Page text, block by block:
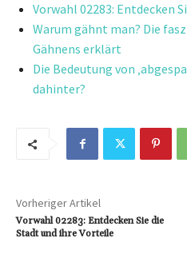
Vorwahl 02283: Entdecken
Warum gähnt man? Die
Gähnens erklärt
Die Bedeutung von
dahinter?
Vorheriger Artikel
Vorwahl 02283: Entdecken Sie die
Stadt und ihre Vorteile